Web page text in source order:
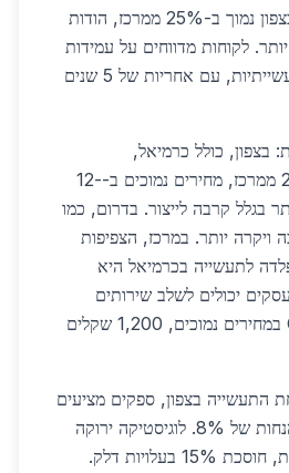
ארצית, אחוז הפגמים בצפון נמוך ב-25% ממרכז, הודות
לקוחות מדווחים על עמידות
גבוהה יותר במכונות תעשייתיות, עם אחריות של 5 שנים
בצפון, כולל כרמיאל,
הלוגיסטיקה מהירה פי 2 ממרכז, מחירים נמוכים ב-12-
יותר בגלל קרבה לייצור. בדרום, כמו
ויקרה יותר. במרכז, הצפיפות
לתעשייה בכרמיאל היא
יכולים לשלב שירותים
נלווים כמו חיתוך CNC במחירים נמוכים, 1,200 שקלים
צמיחת התעשייה בצפון, ספקים מציעים
חוזים ארוכי טווח עם הנחות של 8%. לוגיסטיקה ירוקה
כוללת משאיות חשמליות, חוסכת 15% בעלויות דלק.